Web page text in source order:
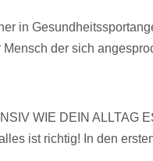
in
der sich
WIE DEIN ALLTAG
ist richtig! In den